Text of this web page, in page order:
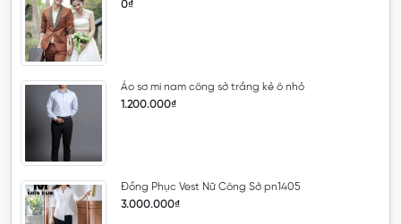
0₫
Áo sơ mi nam công sở trắng kẻ ô nhỏ
1.200.000₫
Đồng Phục Vest Nữ Công Sở pn1405
3.000.000₫